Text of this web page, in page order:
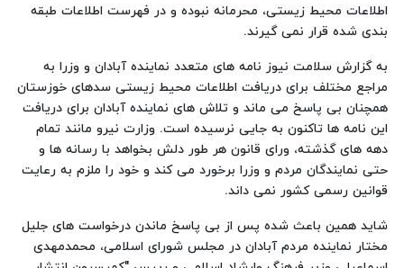
اطلاعات محیط زیستی، محرمانه نبوده و در فهرست اطلاعات طبقه
بندی شده قرار نمی گیرند.
به گزارش سلامت نیوز نامه های متعدد نماینده آبادان و وزرا به
مراجع مختلف برای دریافت اطلاعات محیط زیستی سدهای خوزستان
همچنان بی پاسخ می ماند و تلاش های نماینده آبادان برای دریافت
این نامه ها تاکنون به جایی نرسیده است. وزارت نیرو مانند تمام
دهه های گذشته، ورای قانون هر طور دلش بخواهد با رسانه ها و
حتی نمایندگان مردم و وزرا برخورد می کند و خود را ملزم به رعایت
قوانین رسمی کشور نمی داند.
شاید همین باعث شده پس از بی پاسخ ماندن درخواست های جلیل
مختار نماینده مردم آبادان در مجلس شورای اسلامی، محمدمهدی